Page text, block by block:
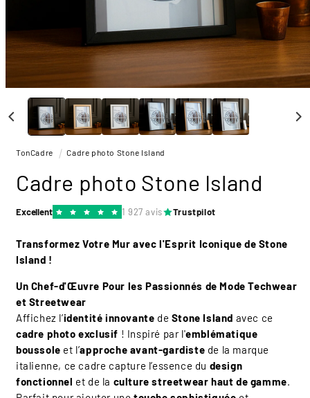
média
fenêtre
TonCadre Cadre photo Stone Island
Cadre photo Stone Island
Excellent 1 927 avis Trustpilot
Transformez Votre Mur avec l'Esprit Iconique de Stone
Island !
Un Chef-d'Œuvre Pour les Passionnés de Mode Techwear
et Streetwear
Affichez l’identité innovante de Stone Island avec ce
cadre photo exclusif ! Inspiré par l'emblématique
boussole et l’approche avant-gardiste de la marque
italienne, ce cadre capture l’essence du design
fonctionnel et de la culture streetwear haut de gamme.